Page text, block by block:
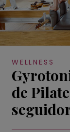
WELLNESS
de